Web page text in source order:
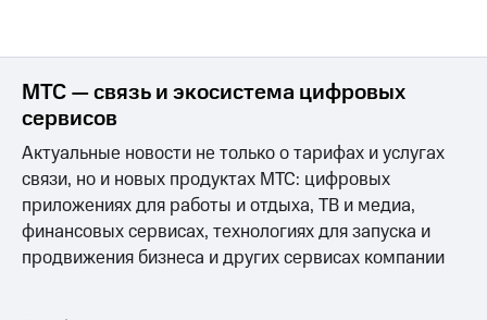
МТС — связь и экосистема цифровых
сервисов
Актуальные новости не только о тарифах и услугах
связи, но и новых продуктах МТС: цифровых
приложениях для работы и отдыха, ТВ и медиа,
финансовых сервисах, технологиях для запуска и
продвижения бизнеса и других сервисах компании